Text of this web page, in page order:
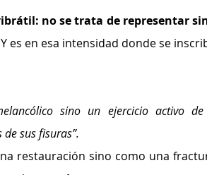
no se trata de representar
es en esa intensidad donde se
sino un ejercicio activo de
sus fisuras”.
restauración sino como una